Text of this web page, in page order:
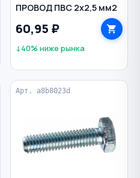
ПРОВОД ПВС 2х2,5 мм2
60,95 ₽
↓40% ниже рынка
Арт. a8b8023d